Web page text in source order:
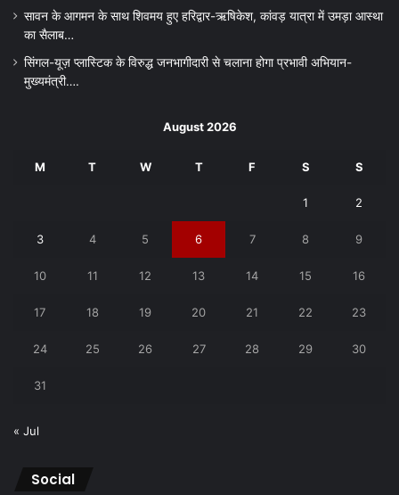
सावन के आगमन के साथ शिवमय हुए हरिद्वार-ऋषिकेश, कांवड़ यात्रा में उमड़ा आस्था
का सैलाब…
सिंगल-यूज़ प्लास्टिक के विरुद्ध जनभागीदारी से चलाना होगा प्रभावी अभियान-
मुख्यमंत्री….
August 2026
M T W T F S S
1 2
3 4 5 6 7 8 9
10 11 12 13 14 15 16
17 18 19 20 21 22 23
24 25 26 27 28 29 30
31
« Jul
Social